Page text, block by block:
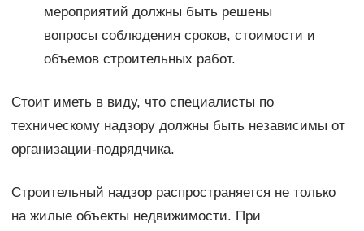
мероприятий должны быть решены
вопросы соблюдения сроков, стоимости и
объемов строительных работ.
Стоит иметь в виду, что специалисты по
техническому надзору должны быть независимы от
организации-подрядчика.
Строительный надзор распространяется не только
на жилые объекты недвижимости. При